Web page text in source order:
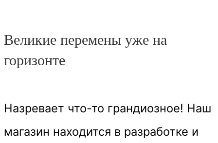
Великие перемены уже на
горизонте
Назревает что-то грандиозное! Наш
магазин находится в разработке и